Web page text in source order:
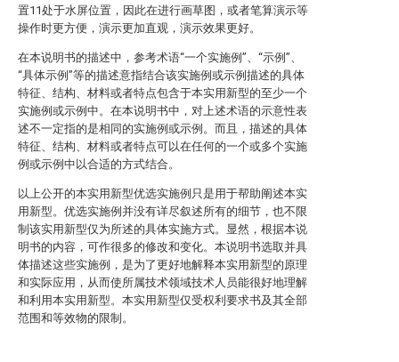
置11处于水屏位置，因此在进行画草图，或者笔算演示等
操作时更方便，演示更加直观，演示效果更好。
在本说明书的描述中，参考术语“一个实施例”、“示例”、
“具体示例”等的描述意指结合该实施例或示例描述的具体
特征、结构、材料或者特点包含于本实用新型的至少一个
实施例或示例中。在本说明书中，对上述术语的示意性表
述不一定指的是相同的实施例或示例。而且，描述的具体
特征、结构、材料或者特点可以在任何的一个或多个实施
例或示例中以合适的方式结合。
以上公开的本实用新型优选实施例只是用于帮助阐述本实
用新型。优选实施例并没有详尽叙述所有的细节，也不限
制该实用新型仅为所述的具体实施方式。显然，根据本说
明书的内容，可作很多的修改和变化。本说明书选取并具
体描述这些实施例，是为了更好地解释本实用新型的原理
和实际应用，从而使所属技术领域技术人员能很好地理解
和利用本实用新型。本实用新型仅受权利要求书及其全部
范围和等效物的限制。